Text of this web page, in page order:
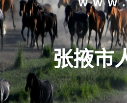
张掖市